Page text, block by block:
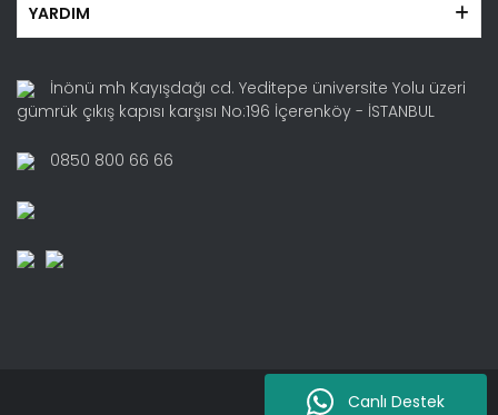
YARDIM
İnönü mh Kayışdağı cd. Yeditepe üniversite Yolu üzeri
gümrük çıkış kapısı karşısı No:196 İçerenköy - İSTANBUL
0850 800 66 66
Canlı Destek